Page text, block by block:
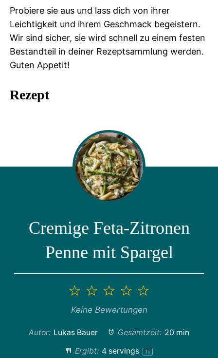
Probiere sie aus und lass dich von ihrer
Leichtigkeit und ihrem Geschmack begeistern.
Wir sind sicher, sie wird schnell zu einem festen
Bestandteil in deiner Rezeptsammlung werden.
Guten Appetit!
Rezept
Cremige Feta-Zitronen
Penne mit Spargel
5
4
Sterne
3
Sterne
2
Sterne
1
Stern
Keine Bewertungen
Autor: Lukas Bauer Gesamtzeit: 20 min
Ergibt: 4servings 1x